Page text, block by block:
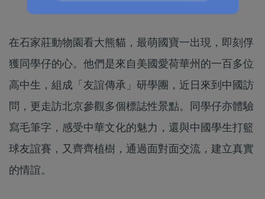
在石家莊動物園看大熊貓，最萌國寶一出現，即刻俘
獲同學仔的心。他們是來自美國愛荷華州的一百多位
高中生，組成「友誼傳承」研學團，近日來到中國訪
問，更走訪北京參觀多個標誌性景點。同學仔亦體驗
寫毛筆字，感受中華文化的魅力，還與中國學生打籃
球友誼賽，又齊齊植樹，通過面對面交流，建立真實
的情誼。